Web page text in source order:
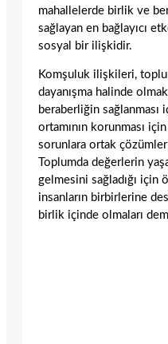
mahallelerde birlik ve
sağlayan en bağlayıcı
sosyal bir ilişkidir.
Komşuluk ilişkileri,
dayanışma halinde
beraberliğin sağlanması
ortamının korunması
sorunlara ortak
Toplumda değerlerin
gelmesini sağladığı için
insanların birbirlerine
birlik içinde olmaları